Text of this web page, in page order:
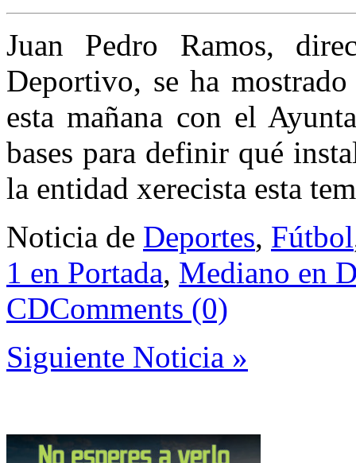
Juan Pedro Ramos,
Deportivo, se ha
esta mañana con el
bases para definir qué
la entidad xerecista esta
Noticia de Deportes, Fútbol
1 en Portada, Mediano en
CDComments (0)
Siguiente Noticia »